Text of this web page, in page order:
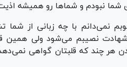
شما نبودم و شما‌ها رو همیشه
نمی‌دانم با چه زبانی از
نصیبم می‌شود ولی همین
هر چند که قلبتان گواهی